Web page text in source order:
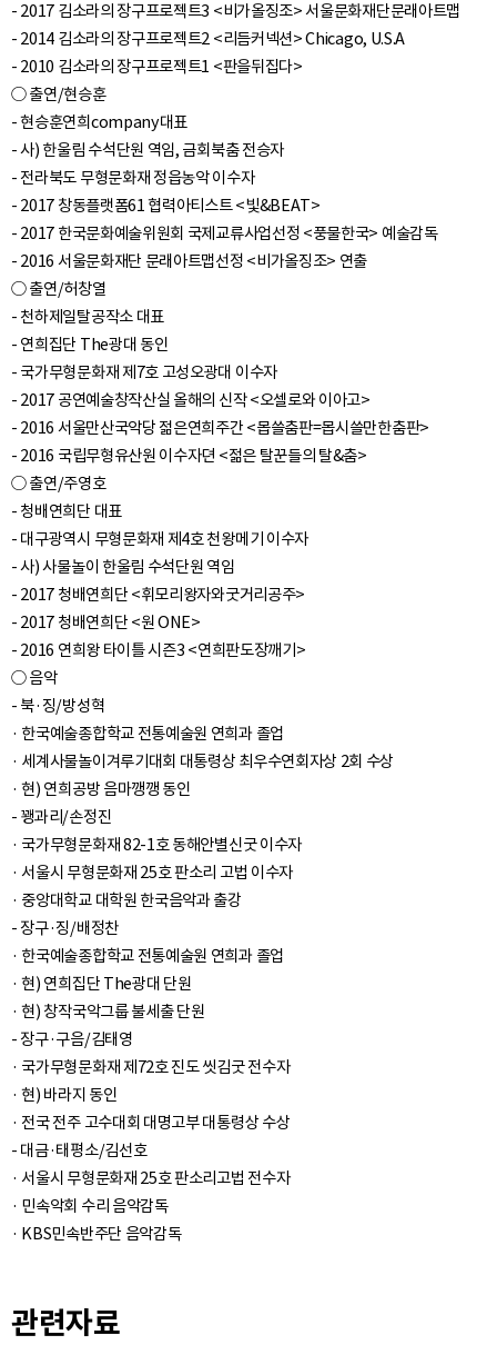
- 2017 김소라의 장구프로젝트3 <비가올징조> 서울문화재단문래아트맵
- 2014 김소라의 장구프로젝트2 <리듬커넥션> Chicago, U.S.A
- 2010 김소라의 장구프로젝트1 <판을뒤집다>
○ 출연/현승훈
- 현승훈연희company대표
- 사) 한울림 수석단원 역임, 금회북춤 전승자
- 전라북도 무형문화재 정읍농악 이수자
- 2017 창동플랫폼61 협력아티스트 <빛&BEAT>
- 2017 한국문화예술위원회 국제교류사업선정 <풍물한국> 예술감독
- 2016 서울문화재단 문래아트맵선정 <비가올징조> 연출
○ 출연/허창열
- 천하제일탈공작소 대표
- 연희집단 The광대 동인
- 국가무형문화재 제7호 고성오광대 이수자
- 2017 공연예술창작산실 올해의 신작 <오셀로와 이아고>
- 2016 서울만산국악당 젊은연희주간 <몹쓸춤판=몹시쓸만한춤판>
- 2016 국립무형유산원 이수자뎐 <젊은 탈꾼들의 탈&춤>
○ 출연/주영호
- 청배연희단 대표
- 대구광역시 무형문화재 제4호 천왕메기 이수자
- 사) 사물놀이 한울림 수석단원 역임
- 2017 청배연희단 <휘모리왕자와굿거리공주>
- 2017 청배연희단 <원 ONE>
- 2016 연희왕 타이틀 시즌3 <연희판도장깨기>
○ 음악
- 북·징/방성혁
· 한국예술종합학교 전통예술원 연희과 졸업
· 세계사물놀이겨루기대회 대통령상 최우수연회자상 2회 수상
· 현) 연희공방 음마깽깽 동인
- 꽹과리/손정진
· 국가무형문화재 82-1호 동해안별신굿 이수자
· 서울시 무형문화재 25호 판소리 고법 이수자
· 중앙대학교 대학원 한국음악과 출강
- 장구·징/배정찬
· 한국예술종합학교 전통예술원 연희과 졸업
· 현) 연희집단 The광대 단원
· 현) 창작국악그룹 불세출 단원
- 장구·구음/김태영
· 국가무형문화재 제72호 진도 씻김굿 전수자
· 현) 바라지 동인
· 전국 전주 고수대회 대명고부 대통령상 수상
- 대금·태평소/김선호
· 서울시 무형문화재 25호 판소리고법 전수자
· 민속악회 수리 음악감독
· KBS민속반주단 음악감독
관련자료